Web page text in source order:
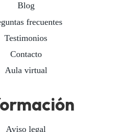
Blog
frecuentes
Testimonios
Contacto
Aula virtual
Aviso legal